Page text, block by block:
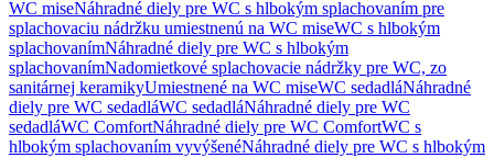
WC miseNáhradné diely pre WC s hlbokým splachovaním pre
splachovaciu nádržku umiestnenú na WC miseWC s hlbokým
splachovanímNáhradné diely pre WC s hlbokým
splachovanímNadomietkové splachovacie nádržky pre WC, zo
sanitárnej keramikyUmiestnené na WC miseWC sedadláNáhradné
diely pre WC sedadláWC sedadláNáhradné diely pre WC
sedadláWC ComfortNáhradné diely pre WC ComfortWC s
hlbokým splachovaním vyvýšenéNáhradné diely pre WC s hlbokým